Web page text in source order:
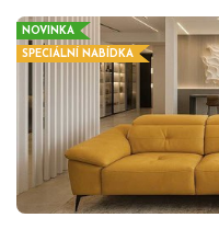
NOVINKA
SPECIÁLNÍ NABÍDKA